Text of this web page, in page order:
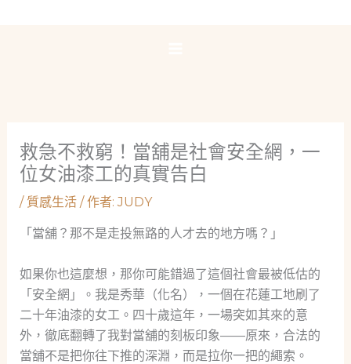
救急不救窮！當舖是社會安全網，一
位女油漆工的真實告白
/ 質感生活/ 作者:JUDY
「當舖？那不是走投無路的人才去的地方嗎？」
如果你也這麼想，那你可能錯過了這個社會最被低估的
「安全網」。我是秀華（化名），一個在花蓮工地刷了
二十年油漆的女工。四十歲這年，一場突如其來的意
外，徹底翻轉了我對當舖的刻板印象——原來，合法的
當舖不是把你往下推的深淵，而是拉你一把的繩索。